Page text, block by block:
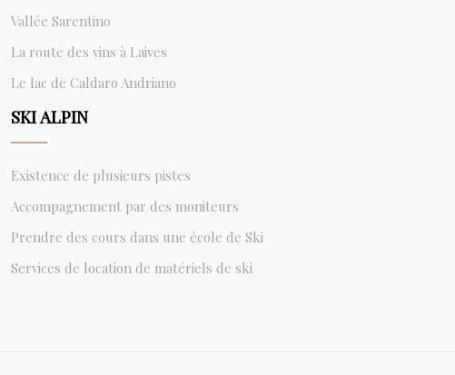
Vallée Sarentino
La route des vins à Laives
Le lac de Caldaro Andriano
SKI ALPIN
Existence de plusieurs pistes
Accompagnement par des moniteurs
Prendre des cours dans une école de Ski
Services de location de matériels de ski